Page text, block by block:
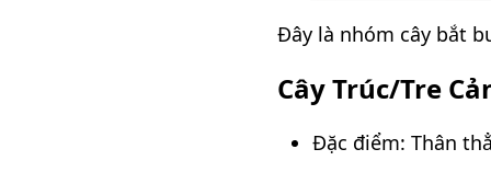
Đây là nhóm cây bắt
Cây Trúc/Tre
Đặc điểm: Thân